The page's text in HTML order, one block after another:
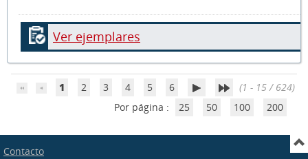
Ver ejemplares
1 2 3 4 5 6
(1 - 15 / 624)
Por página :
25 50 100 200
Contacto